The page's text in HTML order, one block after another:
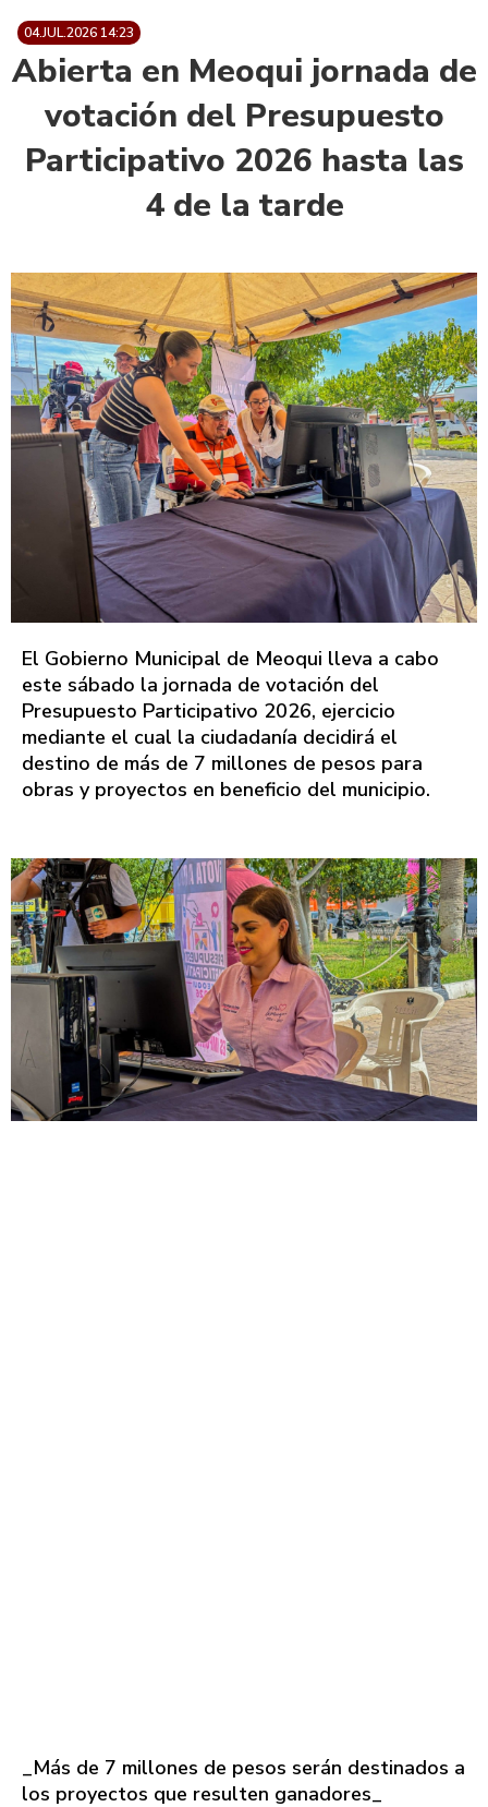
04.JUL.2026 14:23
Abierta en Meoqui jornada de
votación del Presupuesto
Participativo 2026 hasta las
4 de la tarde
El Gobierno Municipal de Meoqui lleva a cabo
este sábado la jornada de votación del
Presupuesto Participativo 2026, ejercicio
mediante el cual la ciudadanía decidirá el
destino de más de 7 millones de pesos para
obras y proyectos en beneficio del municipio.
_Más de 7 millones de pesos serán destinados a
los proyectos que resulten ganadores_